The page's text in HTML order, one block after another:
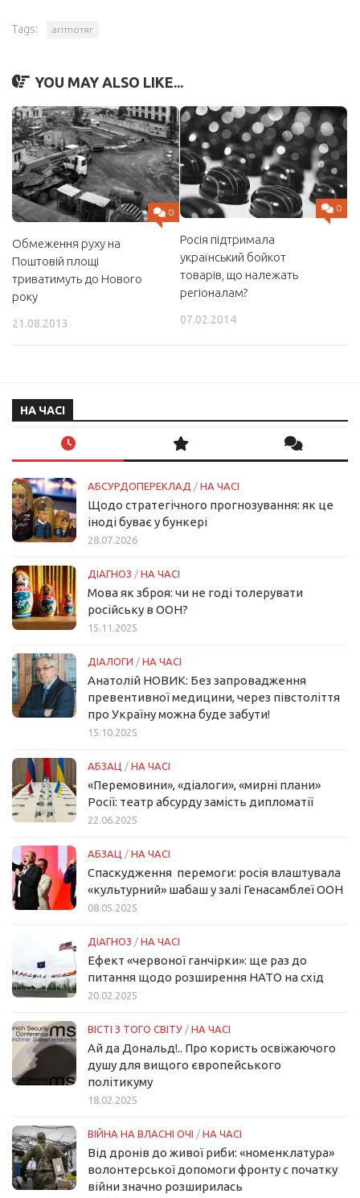
Tags: агітпотяг
YOU MAY ALSO LIKE...
0
Обмеження руху на
Поштовій площі
триватимуть до Нового
року
21.08.2013
0
Росія підтримала
український бойкот
товарів, що належать
регіоналам?
07.02.2014
НА ЧАСІ
АБСУРДОПЕРЕКЛАД / НА ЧАСІ
Щодо стратегічного прогнозування: як це
іноді буває у бункері
28.07.2026
ДІАГНОЗ / НА ЧАСІ
Мова як зброя: чи не годі толерувати
російську в ООН?
15.11.2025
ДІАЛОГИ / НА ЧАСІ
Анатолій НОВИК: Без запровадження
превентивної медицини, через півстоліття
про Україну можна буде забути!
15.10.2025
АБЗАЦ / НА ЧАСІ
«Перемовини», «діалоги», «мирні плани»
Росії: театр абсурду замість дипломатії
22.06.2025
АБЗАЦ / НА ЧАСІ
Спаскудження перемоги: росія влаштувала
«культурний» шабаш у залі Генасамблеї ООН
08.05.2025
ДІАГНОЗ / НА ЧАСІ
Ефект «червоної ганчірки»: ще раз до
питання щодо розширення НАТО на схід
20.02.2025
ВІСТІ З ТОГО СВІТУ / НА ЧАСІ
Ай да Дональд!.. Про користь освіжаючого
душу для вищого європейського
політикуму
18.02.2025
ВІЙНА НА ВЛАСНІ ОЧІ / НА ЧАСІ
Від дронів до живої риби: «номенклатура»
волонтерської допомоги фронту с початку
війни значно розширилась